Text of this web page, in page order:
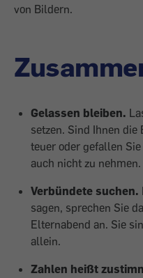
von Bildern.
Gelassen bleiben.
setzen. Sind Ihnen
teuer oder gefallen
auch nicht zu nehmen.
Verbündete suchen.
sagen, sprechen Sie
Elternabend an. Sie
allein.
Zahlen heißt